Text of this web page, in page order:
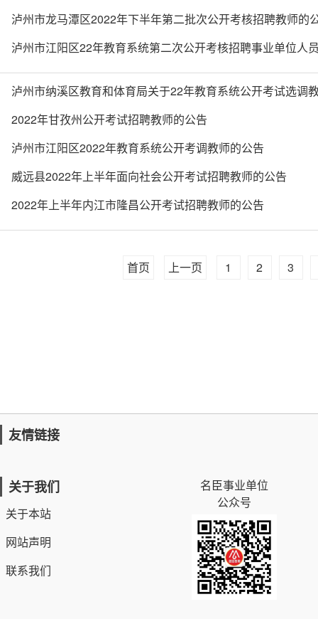
泸州市龙马潭区2022年下半年第二批次公开考核招聘教师的
泸州市江阳区22年教育系统第二次公开考核招聘事业单位人
泸州市纳溪区教育和体育局关于22年教育系统公开考试选调
2022年甘孜州公开考试招聘教师的公告
泸州市江阳区2022年教育系统公开考调教师的公告
威远县2022年上半年面向社会公开考试招聘教师的公告
2022年上半年内江市隆昌公开考试招聘教师的公告
首页 上一页 1 2 3
友情链接
关于我们
关于本站
网站声明
联系我们
名臣事业单位
公众号